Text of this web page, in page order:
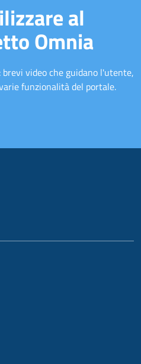
al
Omnia
video che guidano l'utente,
funzionalità del portale.